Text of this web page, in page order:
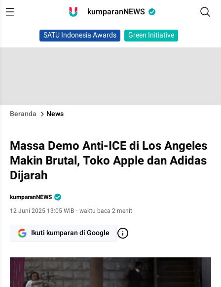
kumparanNEWS
SATU Indonesia Awards Green Initiative
Beranda News
Massa Demo Anti-ICE di Los Angeles
Makin Brutal, Toko Apple dan Adidas
Dijarah
kumparanNEWS
12 Juni 2025 13:05 WIB · waktu baca 2 menit
Ikuti kumparan di Google